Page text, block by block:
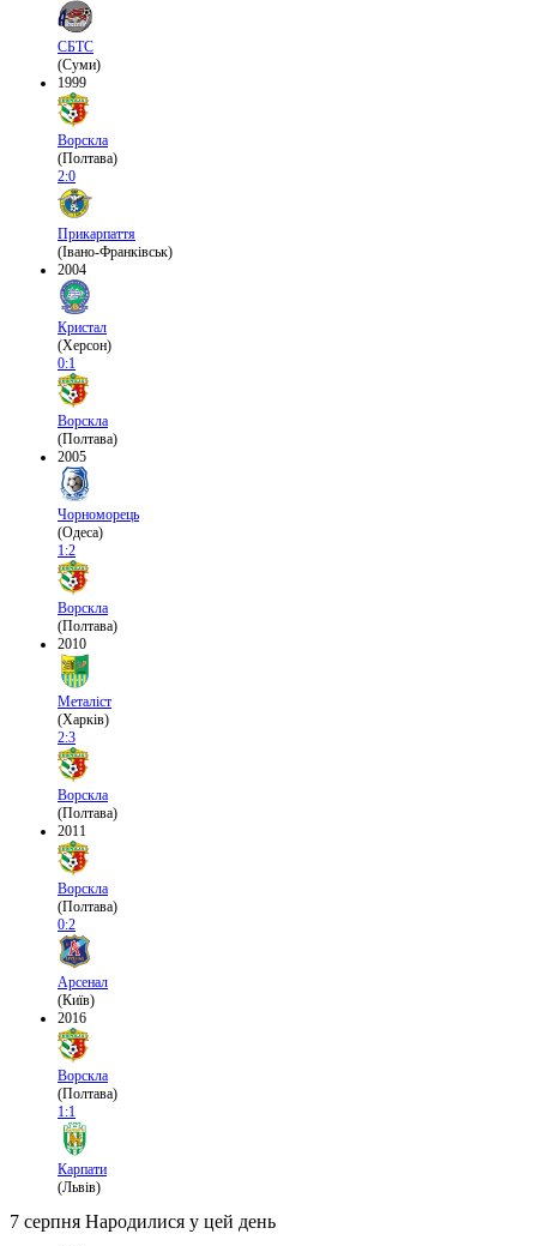
СБТС
(Суми)
1999
Ворскла
(Полтава)
2:0
Прикарпаття
(Івано-Франківськ)
2004
Кристал
(Херсон)
0:1
Ворскла
(Полтава)
2005
Чорноморець
(Одеса)
1:2
Ворскла
(Полтава)
2010
Металіст
(Харків)
2:3
Ворскла
(Полтава)
2011
Ворскла
(Полтава)
0:2
Арсенал
(Київ)
2016
Ворскла
(Полтава)
1:1
Карпати
(Львів)
7 серпня Народилися у цей день